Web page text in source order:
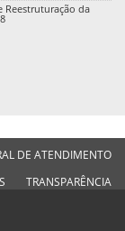
Reestruturação da
DE ATENDIMENTO
TRANSPARÊNCIA